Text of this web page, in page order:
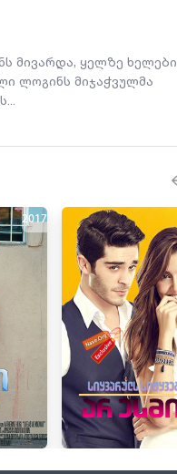
მივარდა, ყელზე ხელები
ლოგინს მიჯაჭვულმა
2017